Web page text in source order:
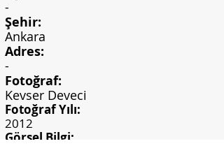
-
Şehir:
Ankara
Adres:
-
Fotoğraf:
Kevser Deveci
Fotoğraf Yılı:
2012
Görsel Bilgi: